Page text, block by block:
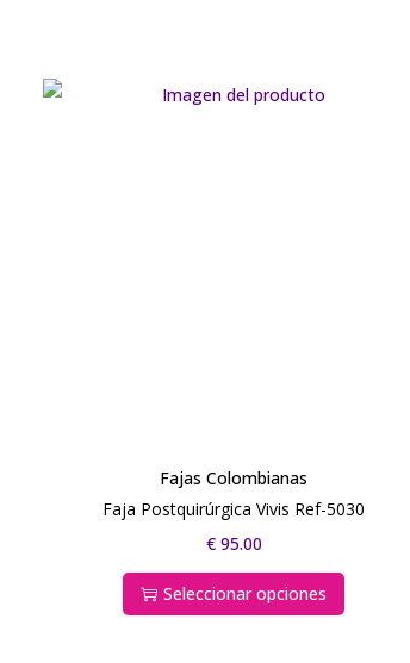
Fajas Colombianas
Faja Postquirúrgica Vivis Ref-5030
€95.00
Seleccionar opciones